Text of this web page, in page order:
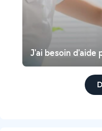
J'ai besoin d'aide